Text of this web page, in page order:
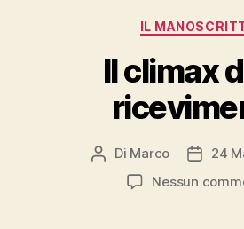
IL
Il climax
Autore
articolo
Di Marco
Data
24
Nessun